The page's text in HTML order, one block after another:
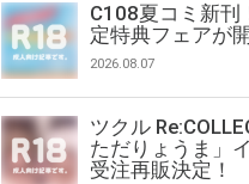
C108夏コミ新刊
定特典フェアが
2026.08.07
ツクル
ただりょうま」
受注再販決定！